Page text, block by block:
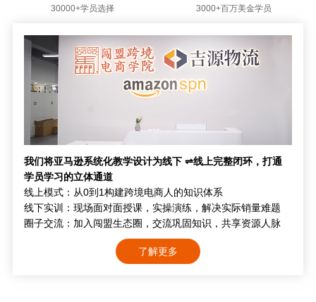
30000+学员选择 3000+百万美金学员
我们将亚马逊系统化教学设计为线下 ⇌线上完整闭环，打通
学员学习的立体通道
线上模式：从0到1构建跨境电商人的知识体系
线下实训：现场面对面授课，实操演练，解决实际销量难题
圈子交流：加入闯盟生态圈，交流巩固知识，共享资源人脉
了解更多